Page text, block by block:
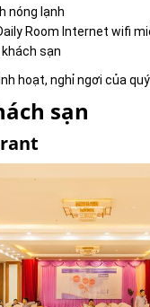
nóng lạnh
Room Internet wifi
sạn
hoạt, nghỉ ngơi của quý
sạn